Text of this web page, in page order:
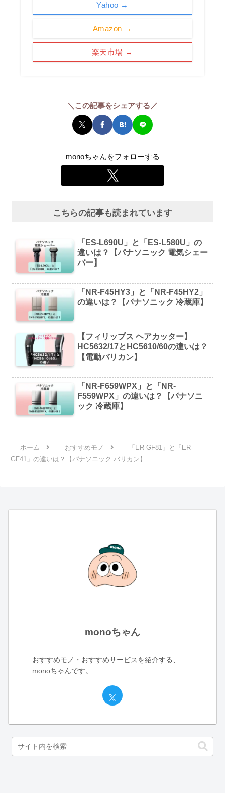
Amazon →
楽天市場 →
Yahoo →
＼この記事をシェアする／
monoちゃんをフォローする
こちらの記事も読まれています
「ES-L690U」と「ES-L580U」の
違いは？【パナソニック 電気シェー
バー】
「NR-F45HY3」と「NR-F45HY2」
の違いは？【パナソニック 冷蔵庫】
【フィリップス ヘアカッター】
HC5632/17とHC5610/60の違いは？
【電動バリカン】
「NR-F659WPX」と「NR-
F559WPX」の違いは？【パナソニ
ック 冷蔵庫】
ホーム おすすめモノ
「ER-GF81」と「ER-
GF41」の違いは？【パナソニック バリカン】
monoちゃん
おすすめモノ・おすすめサービスを紹介する、
monoちゃんです。